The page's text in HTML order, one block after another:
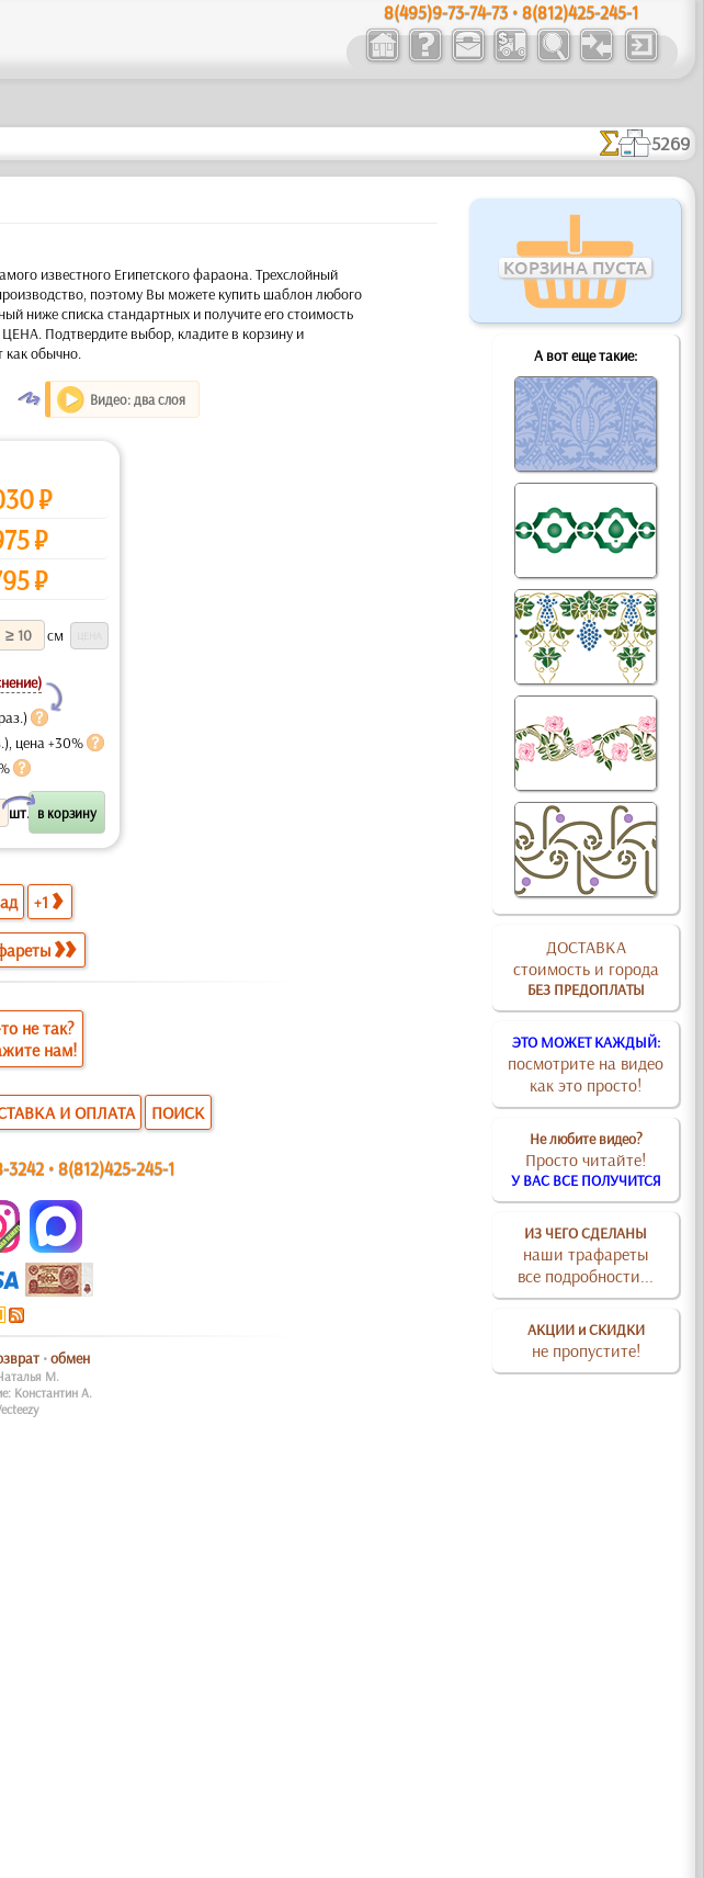
8(495)9-73-74-73 • 8(812)425-245-1
5269
КОРЗИНА ПУСТА
А вот еще такие:
ДОСТАВКА
стоимость и города
БЕЗ ПРЕДОПЛАТЫ
ЭТО МОЖЕТ КАЖДЫЙ:
посмотрите на видео
как это просто!
Не любите видео?
Просто читайте!
У ВАС ВСЕ ПОЛУЧИТСЯ
ИЗ ЧЕГО СДЕЛАНЫ
наши трафареты
все подробности...
АКЦИИ и СКИДКИ
не пропустите!
известного Египетского фараона. Трехслойный
поэтому Вы можете купить шаблон любого
ниже списка стандартных и получите его стоимость
Подтвердите выбор, кладите в корзину и
как обычно.
O Видео: два слоя
₽
₽
₽
см
Y
цена +30%
шт.
X
+1
не так?
нам!
И ОПЛАТА ПОИСК
3242 •8(812)425-245-1
•обмен
М.
Константин А.